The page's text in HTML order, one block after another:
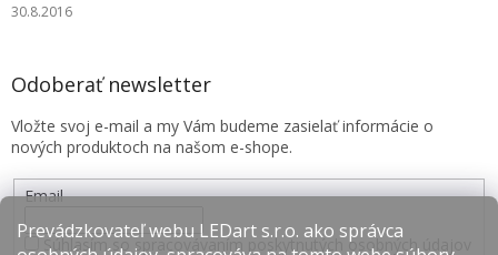
Prevádzkovateľ webu LEDart s.r.o. ako správca
30.8.2016
Odoberať newsletter
Vložte svoj e-mail a my Vám budeme zasielať informácie o
nových produktoch na našom e-shope.
Email
Súhlasím so spracovávaním poskytnutých osobných údajov